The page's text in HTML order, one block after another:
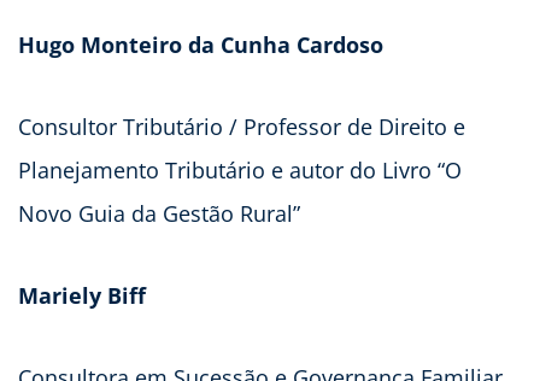
Hugo Monteiro da Cunha Cardoso
Consultor Tributário / Professor de Direito e
Planejamento Tributário e autor do Livro “O
Novo Guia da Gestão Rural”
Mariely Biff